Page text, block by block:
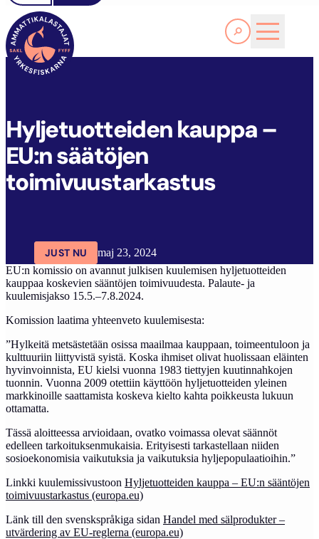
Läs Mer
FYFF
Hyljetuotteiden kauppa –
EU:n säätöjen
toimivuustarkastus
JUST NU
maj 23, 2024
EU:n komissio on avannut julkisen kuulemisen hyljetuotteiden
kauppaa koskevien sääntöjen toimivuudesta. Palaute- ja
kuulemisjakso 15.5.–7.8.2024.
Komission laatima yhteenveto kuulemisesta:
”Hylkeitä metsästetään osissa maailmaa kauppaan, toimeentuloon ja
kulttuuriin liittyvistä syistä. Koska ihmiset olivat huolissaan eläinten
hyvinvoinnista, EU kielsi vuonna 1983 tiettyjen kuutinnahkojen
tuonnin. Vuonna 2009 otettiin käyttöön hyljetuotteiden yleinen
markkinoille saattamista koskeva kielto kahta poikkeusta lukuun
ottamatta.
Tässä aloitteessa arvioidaan, ovatko voimassa olevat säännöt
edelleen tarkoituksenmukaisia. Erityisesti tarkastellaan niiden
sosioekonomisia vaikutuksia ja vaikutuksia hyljepopulaatioihin.”
Linkki kuulemissivustoon Hyljetuotteiden kauppa – EU:n sääntöjen
toimivuustarkastus (europa.eu)
Länk till den svenskspråkiga sidan Handel med sälprodukter –
utvärdering av EU-reglerna (europa.eu)